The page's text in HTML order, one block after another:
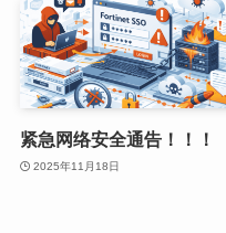
紧急网络安全通告！！！
2025年11月18日